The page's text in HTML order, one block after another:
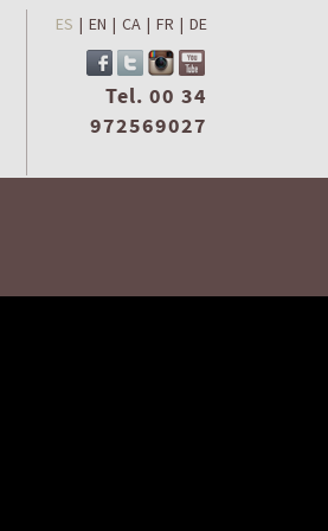
ES | EN | CA | FR | DE
Tel. 00 34
972569027